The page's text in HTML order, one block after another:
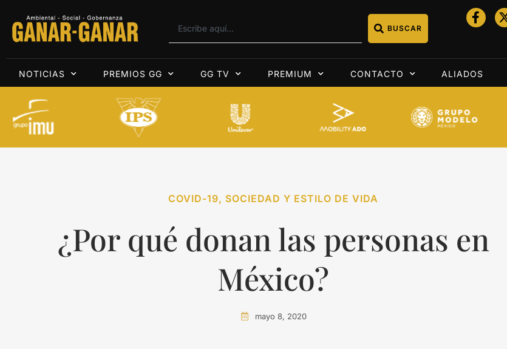
BUSCAR
NOTICIAS PREMIOS GG GG TV PREMIUM CONTACTO ALIADOS
COVID-19, SOCIEDAD Y ESTILO DE VIDA
¿Por qué donan las personas en
México?
mayo 8, 2020